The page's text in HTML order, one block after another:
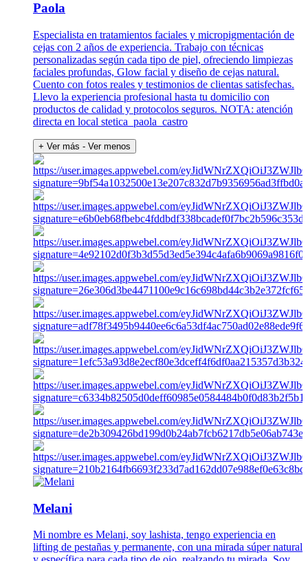
Paola
Especialista en tratamientos faciales y micropigmentación de
cejas con 2 años de experiencia. Trabajo con técnicas
personalizadas según cada tipo de piel, ofreciendo limpiezas
faciales profundas, Glow facial y diseño de cejas natural.
Cuento con fotos reales y testimonios de clientas satisfechas.
Llevo la experiencia profesional hasta tu domicilio con
productos de calidad y protocolos seguros. NOTA: atención
directa en local stetica_paola_castro
+ Ver más - Ver menos
Melani
Mi nombre es Melani, soy lashista, tengo experiencia en
lifting de pestañas y permanente, con una mirada súper natural